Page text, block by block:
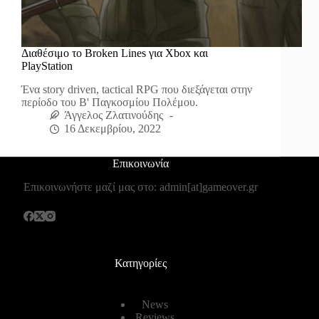
Διαθέσιμο το Broken Lines για Xbox και
PlayStation
Ένα story driven, tactical RPG που διεξάγεται στην
περίοδο του B' Παγκοσμίου Πολέμου.
Άγγελος Ζλατινούδης
16 Δεκεμβρίου, 2022
Επικοινωνία
Επικοινωνήστε μαζί μας στο: admin[at]gameover.gr
Κατηγορίες
News